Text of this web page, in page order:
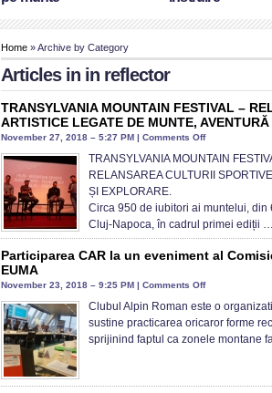
Home » Archive by Category
Articles in in reflector
TRANSYLVANIA MOUNTAIN FESTIVAL –
ARTISTICE LEGATE DE MUNTE,
November 27, 2018 – 5:27 PM | Comments Offon
MOUNTAIN
RELANSAREA
SPORTIVE
ARTISTICE
MUNTE,
TRANSYLVANIA MOUNTAIN
RELANSAREA CULTURII
ȘI EXPLORARE.
Circa 950 de iubitori ai muntelui,
Cluj-Napoca, în cadrul primei ediții …
Participarea CAR la un eveniment al
EUMA
November 23, 2018 – 9:25 PM | Comments Offon
Participarea
la
Clubul Alpin Roman este o
sustine practicarea oricaror forme
sprijinind faptul ca zonele montane